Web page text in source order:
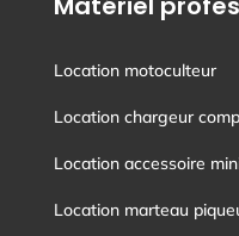
Location motoculteur
Location chargeur
Location accessoire
Location marteau